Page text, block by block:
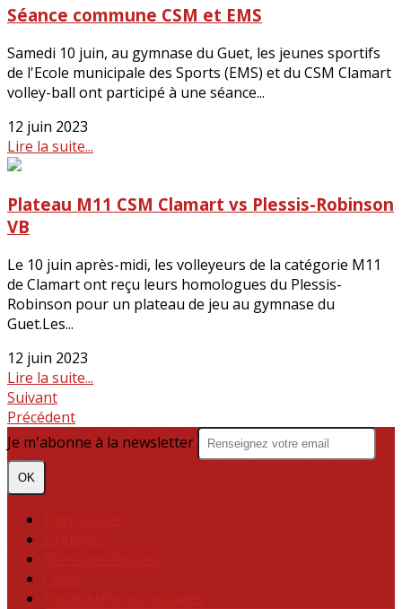
Séance commune CSM et EMS
Samedi 10 juin, au gymnase du Guet, les jeunes sportifs
de l'Ecole municipale des Sports (EMS) et du CSM Clamart
volley-ball ont participé à une séance...
12 juin 2023
Lire la suite...
Plateau M11 CSM Clamart vs Plessis-Robinson
VB
Le 10 juin après-midi, les volleyeurs de la catégorie M11
de Clamart ont reçu leurs homologues du Plessis-
Robinson pour un plateau de jeu au gymnase du
Guet.Les...
12 juin 2023
Lire la suite...
Suivant
Précédent
Je m'abonne à la newsletter
OK
Plan du site
Mentions légales
CGUV
Paramétrer vos cookies